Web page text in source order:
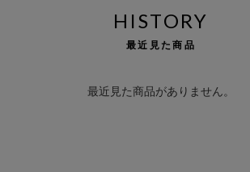
HISTORY
最近見た商品
最近見た商品がありません。